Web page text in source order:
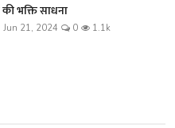
भक्ति साधना
Jun 21, 2024 0 1.1k